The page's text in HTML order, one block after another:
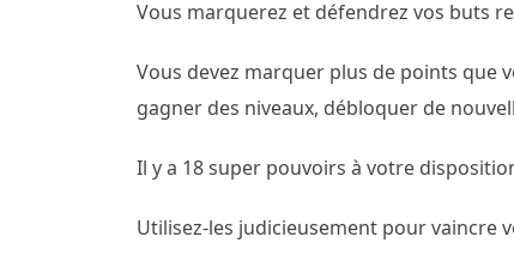
Vous marquerez et défendrez vos buts
Vous devez marquer plus de points que
gagner des niveaux, débloquer de
Il y a 18 super pouvoirs à votre
Utilisez-les judicieusement pour vaincre